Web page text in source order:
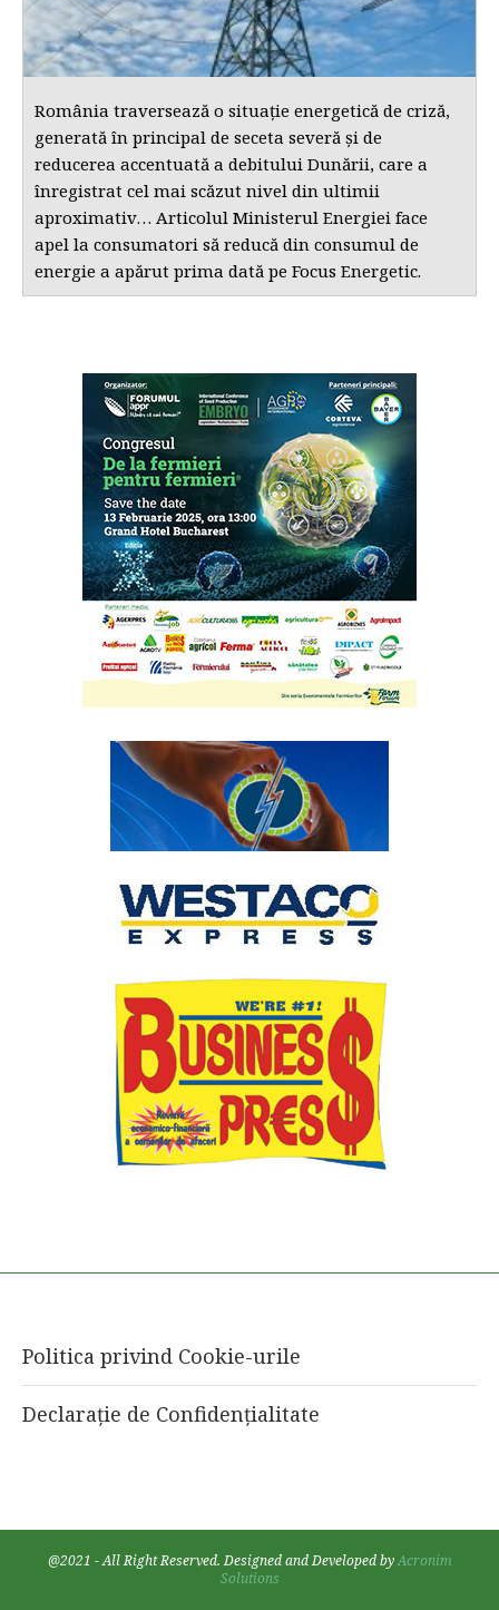
România traversează o situație energetică de criză,
generată în principal de seceta severă și de
reducerea accentuată a debitului Dunării, care a
înregistrat cel mai scăzut nivel din ultimii
aproximativ… Articolul Ministerul Energiei face
apel la consumatori să reducă din consumul de
energie a apărut prima dată pe Focus Energetic.
Politica privind Cookie-urile
Declarație de Confidențialitate
@2021 - All Right Reserved. Designed and Developed byAcronim
Solutions